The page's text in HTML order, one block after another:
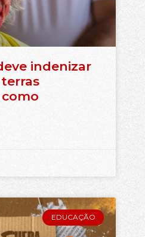
indenizar
EDUCAÇÃO